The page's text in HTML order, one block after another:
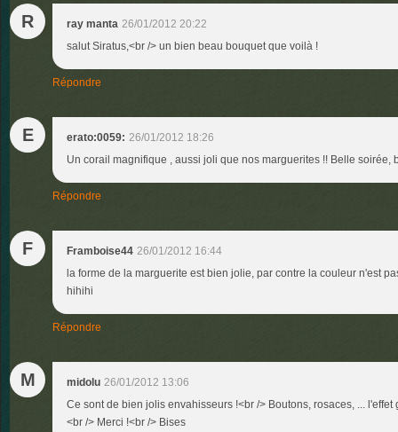
R ray manta 26/01/2012 20:22
salut Siratus,<br /> un bien beau bouquet que voilà !
Répondre
E erato:0059: 26/01/2012 18:26
Un corail magnifique , aussi joli que nos marguerites !! Belle soirée,
Répondre
F Framboise44 26/01/2012 16:44
la forme de la marguerite est bien jolie, par contre la couleur n'est
hihihi
Répondre
M midolu 26/01/2012 13:06
Ce sont de bien jolis envahisseurs !<br /> Boutons, rosaces, ...
<br /> Merci !<br /> Bises